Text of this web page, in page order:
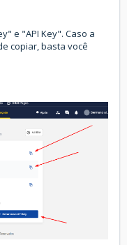
e "API Key". Caso a
copiar, basta você